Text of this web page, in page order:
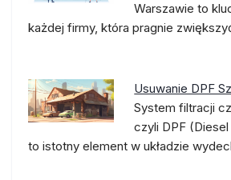
Warszawie to
każdej firmy, która pragnie
Usuwanie DPF
System filtracji
czyli DPF
to istotny element w układzie